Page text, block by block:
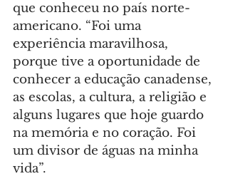
que conheceu no país norte-
americano. “Foi uma
experiência maravilhosa,
porque tive a oportunidade de
conhecer a educação canadense,
as escolas, a cultura, a religião e
alguns lugares que hoje guardo
na memória e no coração. Foi
um divisor de águas na minha
vida”.